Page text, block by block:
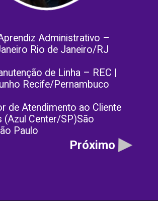
Administrativo –
Rio de Janeiro/RJ
de Linha – REC |
Recife/Pernambuco
de Atendimento ao Cliente
(Azul Center/SP)São
Paulo
Próximo